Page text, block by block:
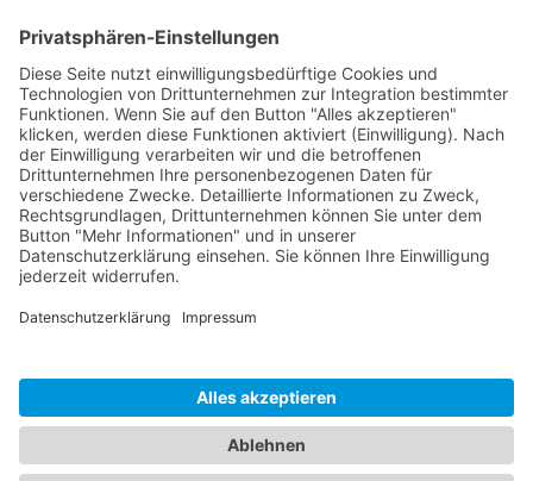
Kontakt
Social Media
Rechtliches